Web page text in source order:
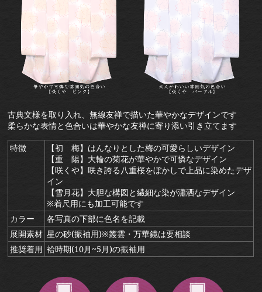
古典文様を取り入れ、無線友禅で描いた華やかなデザインです
柔らかな表情と色合いは華やかな友禅に寄り添い引き立てます
特徴
【初 梅】はんなりとした梅の可愛らしいデザイン
【重 陽】大輪の菊花が華やかで可憐なデザイン
【咲くや】咲き誇る八重桜をぼかしで上品に染めたデザ
イン
【雪月花】大胆な構図と繊細な染が瀟洒なデザイン
※着尺用にも加工可能です
カラー
各写真の下部に色名を記載
展開素材 星の砂(振袖用)※叢雲・万華鏡は要相談
推奨着用 袷時期(10月~5月)の振袖用